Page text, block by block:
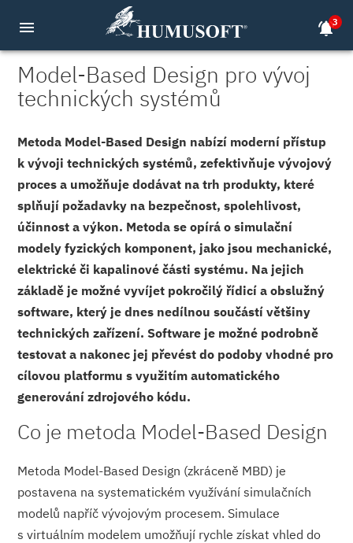
menu notifications_active3
Model-Based Design pro vývoj
technických systémů
Metoda Model-Based Design nabízí moderní přístup
k vývoji technických systémů, zefektivňuje vývojový
proces a umožňuje dodávat na trh produkty, které
splňují požadavky na bezpečnost, spolehlivost,
účinnost a výkon. Metoda se opírá o simulační
modely fyzických komponent, jako jsou mechanické,
elektrické či kapalinové části systému. Na jejich
základě je možné vyvíjet pokročilý řídicí a obslužný
software, který je dnes nedílnou součástí většiny
technických zařízení. Software je možné podrobně
testovat a nakonec jej převést do podoby vhodné pro
cílovou platformu s využitím automatického
generování zdrojového kódu.
Co je metoda Model-Based Design
Metoda Model-Based Design (zkráceně MBD) je
postavena na systematickém využívání simulačních
modelů napříč vývojovým procesem. Simulace
s virtuálním modelem umožňují rychle získat vhled do